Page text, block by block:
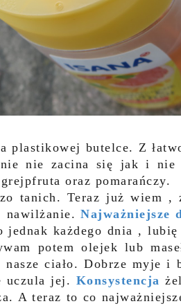
plastikowej butelce. Z
nie zacina się jak i nie
oraz pomarańczy.
tanich. Teraz już wiem ,
nawilżanie.Najważniejsze
każdego dnia , lubię
potem olejek lub
ciało. Dobrze myje i
uczula jej. Konsystencja
A teraz to co